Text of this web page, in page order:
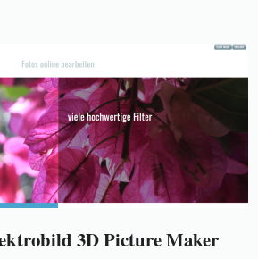
3D Picture Maker